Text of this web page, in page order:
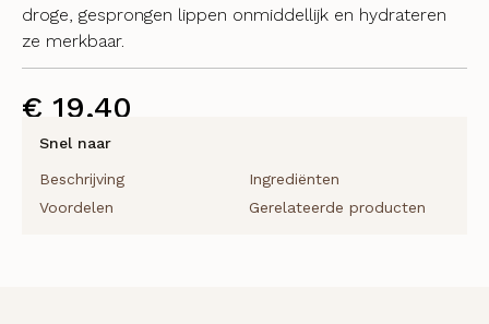
€ 19,40
Snel naar
Beschrijving
Ingrediënten
Voordelen
Gerelateerde producten
droge, gesprongen lippen onmiddellijk en hydrateren
ze merkbaar.